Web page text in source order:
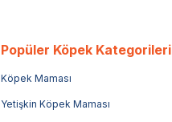
Popüler Köpek Kategorileri
Köpek Maması
Yetişkin Köpek Maması